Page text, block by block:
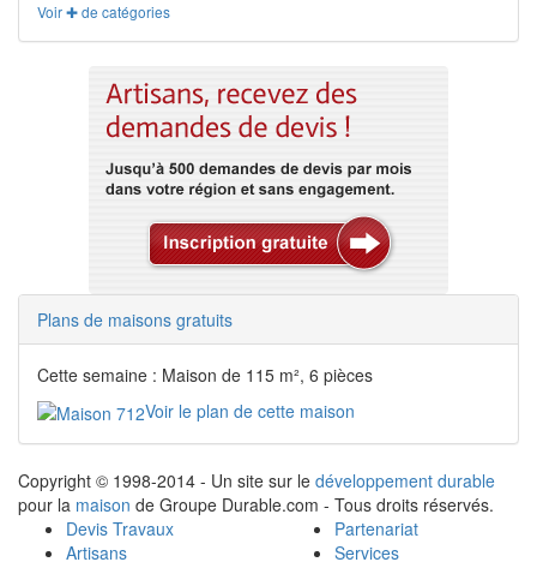
Voir ✚ de catégories
Plans de maisons gratuits
Cette semaine : Maison de 115 m², 6 pièces
Voir le plan de cette maison
Copyright © 1998-2014 - Un site sur le développement durable
pour la maison de Groupe Durable.com - Tous droits réservés.
Devis Travaux
Artisans
Partenariat
Services